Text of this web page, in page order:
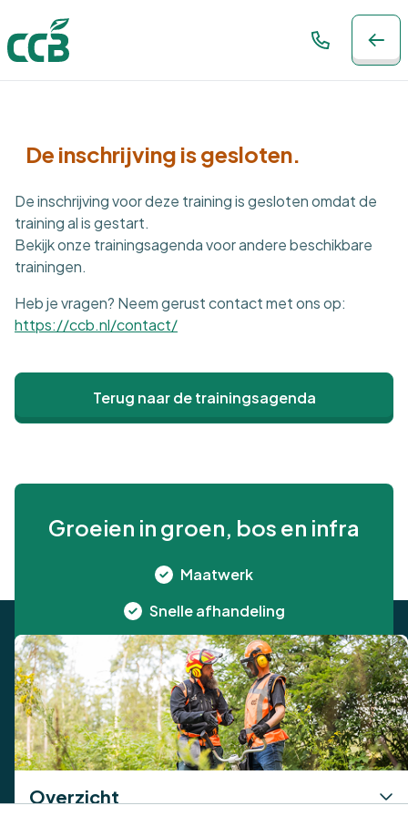
De inschrijving is gesloten.
De inschrijving voor deze training is gesloten omdat de
training al is gestart.
Bekijk onze trainingsagenda voor andere beschikbare
trainingen.
Heb je vragen? Neem gerust contact met ons op:
https://ccb.nl/contact/
Terug naar de trainingsagenda
Overzicht
Groeien in groen, bos en infra
Maatwerk
Snelle afhandeling
Kwaliteit
Algemene voorwaarden